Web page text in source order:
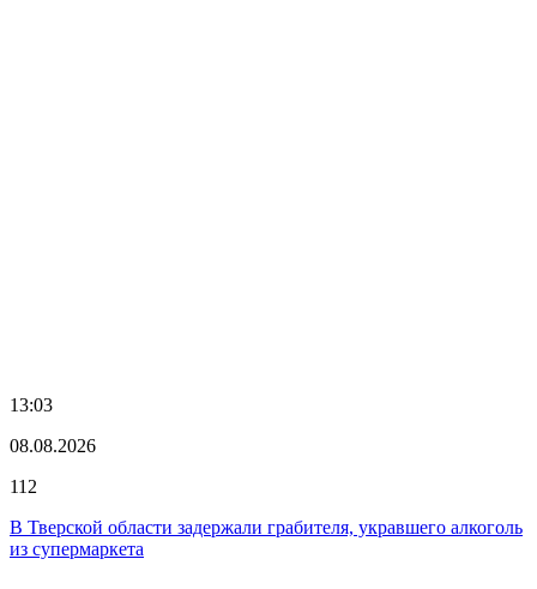
13:03
08.08.2026
112
В Тверской области задержали грабителя, укравшего алкоголь
из супермаркета